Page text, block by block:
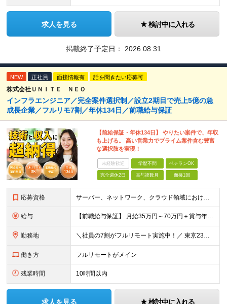
求人を見る 検討中に入れる
掲載終了予定日： 2026.08.31
NEW 正社員 面接情報有 話を聞きたい応募可
株式会社ＵＮＩＴＥ ＮＥＯ
インフラエンジニア／完全案件選択制／設立2期目で売上5億の急
成長企業／フルリモ7割／年休134日／前職給与保証
【前給保証・年休134日】 やりたい案件で、年収
も上げる。 高い営業力でプライム案件含む豊富
な選択肢を実現！
未経験歓迎 学歴不問 ベテランOK
完全週休2日 賞与複数月 面接1回
応募資格 サーバー、ネットワーク、クラウド領域におけるインフラエンジニアとしての何らかの実務経験（年数不問） ※設計、構築、運用保守、監視等 少しでも実務経験があれば、まずは気軽にエントリーしてみてください！
給与 【前職給与保証】 月給35万円～70万円＋賞与年2回＋各種手当 ※前職の給与・スキル・経験を考慮の上、決定いたします。 ※月給には固定残業代（月30時間分／5万円～10万円）を含みます。超過分は別途
勤務地 ＼社員の7割がフルリモート実施中！／ 東京23区内など1都3県を中心としたプロジェクト先での勤務となります。 ※勤務地は希望を考慮します ≪本社≫ 東京都渋谷区恵比寿南1丁目3番7号 隅越ビル5階
働き方 フルリモートがメイン
残業時間 10時間以内
求人を見る 検討中に入れる